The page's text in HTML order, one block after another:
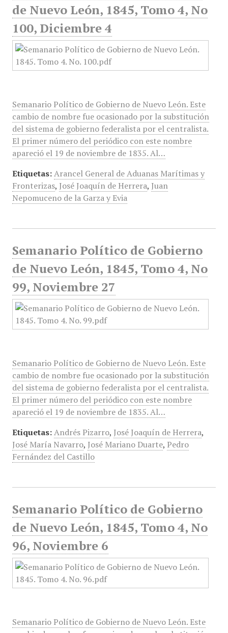
de Nuevo León, 1845, Tomo 4, No
100, Diciembre 4
Semanario Político de Gobierno de Nuevo León. Este
cambio de nombre fue ocasionado por la substitución
del sistema de gobierno federalista por el centralista.
El primer número del periódico con este nombre
apareció el 19 de noviembre de 1835. Al…
Etiquetas: Arancel General de Aduanas Marítimas y
Fronterizas, José Joaquín de Herrera, Juan
Nepomuceno de la Garza y Evia
Semanario Político de Gobierno
de Nuevo León, 1845, Tomo 4, No
99, Noviembre 27
Semanario Político de Gobierno de Nuevo León. Este
cambio de nombre fue ocasionado por la substitución
del sistema de gobierno federalista por el centralista.
El primer número del periódico con este nombre
apareció el 19 de noviembre de 1835. Al…
Etiquetas: Andrés Pizarro, José Joaquín de Herrera,
José María Navarro, José Mariano Duarte, Pedro
Fernández del Castillo
Semanario Político de Gobierno
de Nuevo León, 1845, Tomo 4, No
96, Noviembre 6
Semanario Político de Gobierno de Nuevo León. Este